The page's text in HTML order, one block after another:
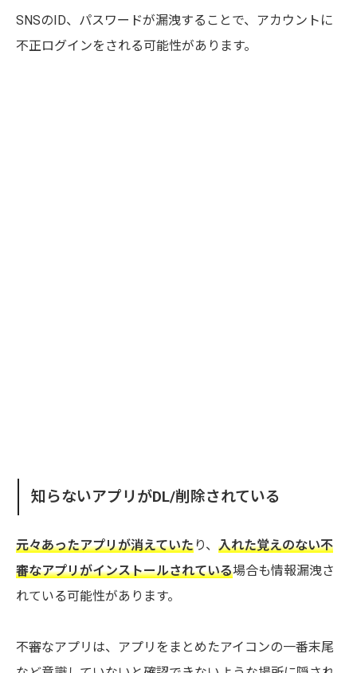
SNSのID、パスワードが漏洩することで、アカウントに
不正ログインをされる可能性があります。
知らないアプリがDL/削除されている
元々あったアプリが消えていたり、 入れた覚えのない不
審なアプリがインストールされている場合も情報漏洩さ
れている可能性があります。
不審なアプリは、アプリをまとめたアイコンの一番末尾